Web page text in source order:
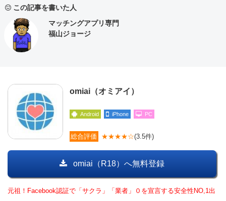
この記事を書いた人
マッチングアプリ専門
福山ジョージ
omiai（オミアイ）
Android iPhone PC
総合評価 ★★★★☆(3.5件)
omiai（R18）へ無料登録
元祖！Facebook認証で「サクラ」「業者」０を宣言する安全性NO,1出